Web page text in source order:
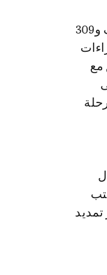
في المقابل أشار إلى أن الفترة نفسها من السنة المنصرمة سجلت 9 آلاف و309
بتنسيق مع
الإطار تمديد